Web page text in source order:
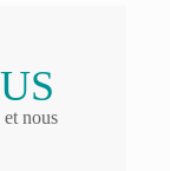
nous